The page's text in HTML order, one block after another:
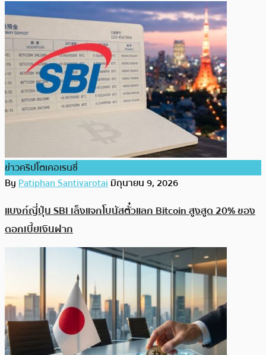
ข่าวคริปโตเคอเรนซี่
ByPatiphan Santivarotaiมิถุนายน 9, 2026
แบงก์ญี่ปุ่น SBI เล็งแจกโบนัสตั๋วแลก Bitcoin สูงสูด 20% ของ
ดอกเบี้ยเงินฝาก